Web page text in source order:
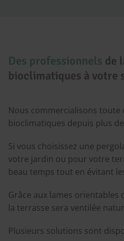
Des professionnels de
bioclimatiques à votre
Nous commercialisons toute
bioclimatiques depuis plus
Si vous choisissez une
votre jardin ou pour votre
beau temps tout en évitant
Grâce aux lames orientables
la terrasse sera ventilée
Plusieurs solutions sont